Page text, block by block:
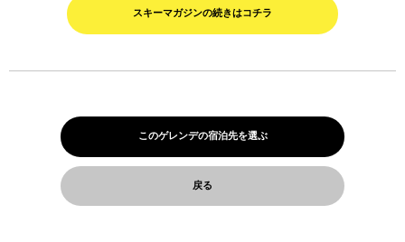
スキーマガジンの続きはコチラ
このゲレンデの宿泊先を選ぶ
戻る